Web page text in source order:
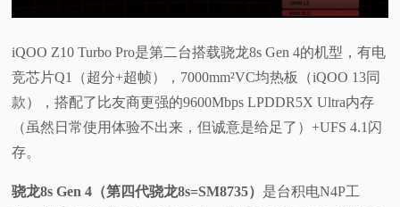
iQOO Z10 Turbo Pro是第二台搭载骁龙8s Gen 4的机型，有电
竞芯片Q1（超分+超帧），7000mm²VC均热板（iQOO 13同
款），搭配了比友商更强的9600Mbps LPDDR5X Ultra内存
（虽然日常使用体验不出来，但诚意是给足了）+UFS 4.1闪
存。
骁龙8s Gen 4（第四代骁龙8s=SM8735） 是台积电N4P工